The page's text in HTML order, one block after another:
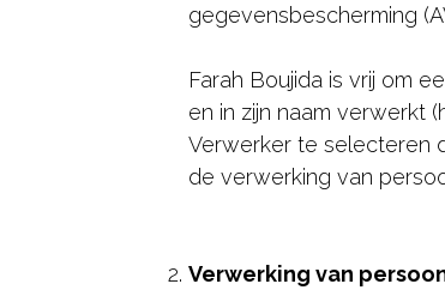
gegevensbescherming
Farah Boujida is vrij om
en in zijn naam verwerkt
Verwerker te selecteren
de verwerking van
Verwerking van